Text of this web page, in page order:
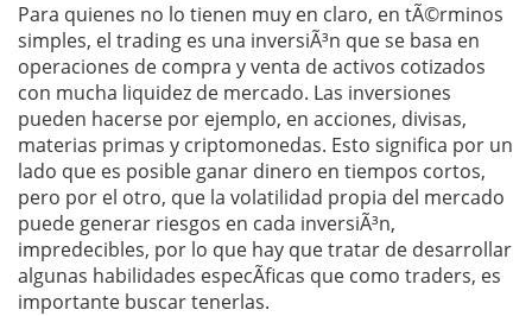
Para quienes no lo tienen muy en claro, en tÃ©rminos
simples, el trading es una inversiÃ³n que se basa en
operaciones de compra y venta de activos cotizados
con mucha liquidez de mercado. Las inversiones
pueden hacerse por ejemplo, en acciones, divisas,
materias primas y criptomonedas. Esto significa por un
lado que es posible ganar dinero en tiempos cortos,
pero por el otro, que la volatilidad propia del mercado
puede generar riesgos en cada inversiÃ³n,
impredecibles, por lo que hay que tratar de desarrollar
algunas habilidades especÃ­ficas que como traders, es
importante buscar tenerlas.